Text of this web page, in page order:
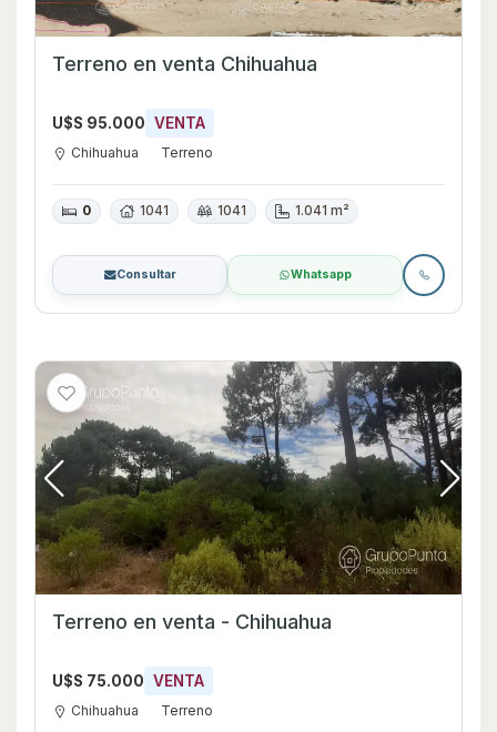
Terreno en venta Chihuahua
U$S 95.000 VENTA
Chihuahua Terreno
0 1041 1041 1.041 m²
Consultar Whatsapp
Terreno en venta - Chihuahua
U$S 75.000 VENTA
Chihuahua Terreno